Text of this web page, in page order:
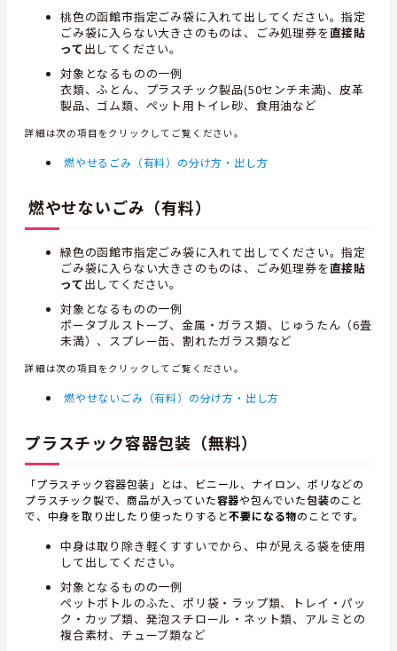
桃色の函館市指定ごみ袋に入れて出してください。指定
ごみ袋に入らない大きさのものは、ごみ処理券を直接貼
って出してください。
対象となるものの一例
衣類、ふとん、プラスチック製品(50センチ未満)、皮革
製品、ゴム類、ペット用トイレ砂、食用油など
詳細は次の項目をクリックしてご覧ください。
燃やせるごみ（有料）の分け方・出し方
燃やせないごみ（有料）
緑色の函館市指定ごみ袋に入れて出してください。指定
ごみ袋に入らない大きさのものは、ごみ処理券を直接貼
って出してください。
対象となるものの一例
ポータブルストーブ、金属・ガラス類、じゅうたん（6畳
未満）、スプレー缶、割れたガラス類など
詳細は次の項目をクリックしてご覧ください。
燃やせないごみ（有料）の分け方・出し方
プラスチック容器包装（無料）
「プラスチック容器包装」とは、ビニール、ナイロン、ポリなどの
プラスチック製で、商品が入っていた容器や包んでいた包装のこと
で、中身を取り出したり使ったりすると不要になる物のことです。
中身は取り除き軽くすすいでから、中が見える袋を使用
して出してください。
対象となるものの一例
ペットボトルのふた、ポリ袋・ラップ類、トレイ・パッ
ク・カップ類、発泡スチロール・ネット類、アルミとの
複合素材、 チューブ類など